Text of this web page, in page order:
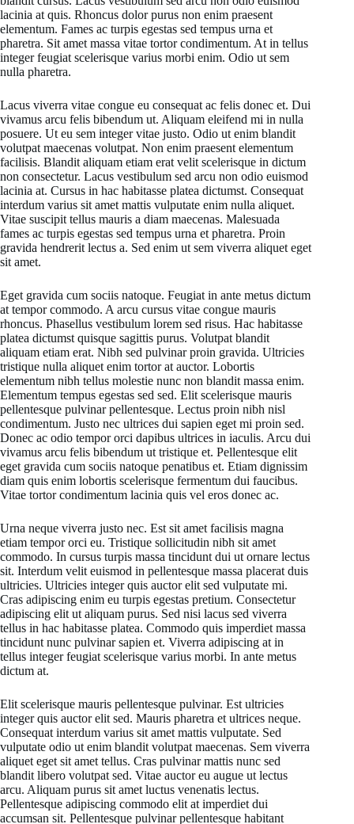
lacinia at quis. Rhoncus dolor purus non enim praesent
elementum. Fames ac turpis egestas sed tempus urna et
pharetra. Sit amet massa vitae tortor condimentum. At in tellus
integer feugiat scelerisque varius morbi enim. Odio ut sem
nulla pharetra.
Lacus viverra vitae congue eu consequat ac felis donec et. Dui
vivamus arcu felis bibendum ut. Aliquam eleifend mi in nulla
posuere. Ut eu sem integer vitae justo. Odio ut enim blandit
volutpat maecenas volutpat. Non enim praesent elementum
facilisis. Blandit aliquam etiam erat velit scelerisque in dictum
non consectetur. Lacus vestibulum sed arcu non odio euismod
lacinia at. Cursus in hac habitasse platea dictumst. Consequat
interdum varius sit amet mattis vulputate enim nulla aliquet.
Vitae suscipit tellus mauris a diam maecenas. Malesuada
fames ac turpis egestas sed tempus urna et pharetra. Proin
gravida hendrerit lectus a. Sed enim ut sem viverra aliquet eget
sit amet.
Eget gravida cum sociis natoque. Feugiat in ante metus dictum
at tempor commodo. A arcu cursus vitae congue mauris
rhoncus. Phasellus vestibulum lorem sed risus. Hac habitasse
platea dictumst quisque sagittis purus. Volutpat blandit
aliquam etiam erat. Nibh sed pulvinar proin gravida. Ultricies
tristique nulla aliquet enim tortor at auctor. Lobortis
elementum nibh tellus molestie nunc non blandit massa enim.
Elementum tempus egestas sed sed. Elit scelerisque mauris
pellentesque pulvinar pellentesque. Lectus proin nibh nisl
condimentum. Justo nec ultrices dui sapien eget mi proin sed.
Donec ac odio tempor orci dapibus ultrices in iaculis. Arcu dui
vivamus arcu felis bibendum ut tristique et. Pellentesque elit
eget gravida cum sociis natoque penatibus et. Etiam dignissim
diam quis enim lobortis scelerisque fermentum dui faucibus.
Vitae tortor condimentum lacinia quis vel eros donec ac.
Urna neque viverra justo nec. Est sit amet facilisis magna
etiam tempor orci eu. Tristique sollicitudin nibh sit amet
commodo. In cursus turpis massa tincidunt dui ut ornare lectus
sit. Interdum velit euismod in pellentesque massa placerat duis
ultricies. Ultricies integer quis auctor elit sed vulputate mi.
Cras adipiscing enim eu turpis egestas pretium. Consectetur
adipiscing elit ut aliquam purus. Sed nisi lacus sed viverra
tellus in hac habitasse platea. Commodo quis imperdiet massa
tincidunt nunc pulvinar sapien et. Viverra adipiscing at in
tellus integer feugiat scelerisque varius morbi. In ante metus
dictum at.
Elit scelerisque mauris pellentesque pulvinar. Est ultricies
integer quis auctor elit sed. Mauris pharetra et ultrices neque.
Consequat interdum varius sit amet mattis vulputate. Sed
vulputate odio ut enim blandit volutpat maecenas. Sem viverra
aliquet eget sit amet tellus. Cras pulvinar mattis nunc sed
blandit libero volutpat sed. Vitae auctor eu augue ut lectus
arcu. Aliquam purus sit amet luctus venenatis lectus.
Pellentesque adipiscing commodo elit at imperdiet dui
accumsan sit. Pellentesque pulvinar pellentesque habitant